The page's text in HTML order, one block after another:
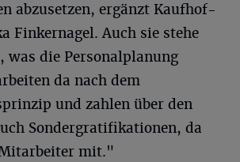
abzusetzen, ergänzt Kaufhof-
Finkernagel. Auch sie stehe
was die Personalplanung
da nach dem
und zahlen über den
Sondergratifikationen, da
mit."